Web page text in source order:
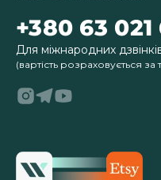
+380 63
Для міжнародних
(вартість розраховується